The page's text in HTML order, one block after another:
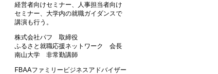
経営者向けセミナー、人事担当者向け
セミナー、大学内の就職ガイダンスで
講演も行う。
株式会社パフ 取締役
ふるさと就職応援ネットワーク 会長
南山大学 非常勤講師
FBAAファミリービジネスアドバイザー